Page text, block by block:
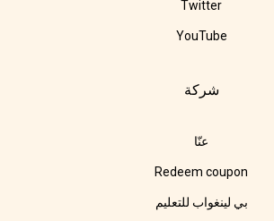
Twitter
YouTube
شركة
عنّا
Redeem coupon
بي لينغواب للتعليم